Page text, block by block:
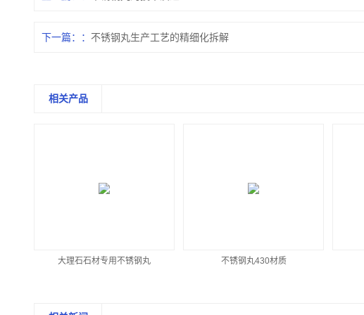
下一篇： 不锈钢丸生产工艺的精细化拆解
相关产品
大理石石材专用不锈钢丸 不锈钢丸430材质